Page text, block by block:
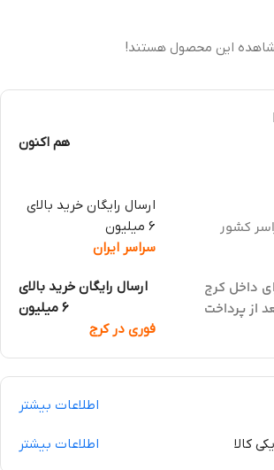
این محصول هستند!
هم اکنون
کشور
ارسال رایگان خرید بالای
6 میلیون
سراسر ایران
داخل کرج
از پرداخت
ارسال رایگان خرید بالای
6 میلیون
فوری در کرج
اطلاعات بیشتر
کالا اطلاعات بیشتر